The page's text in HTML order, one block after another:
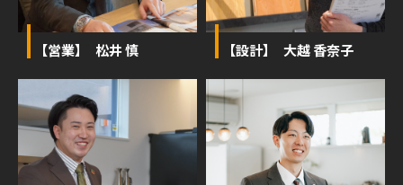
【営業】 松井 慎 【設計】 大越 香奈子